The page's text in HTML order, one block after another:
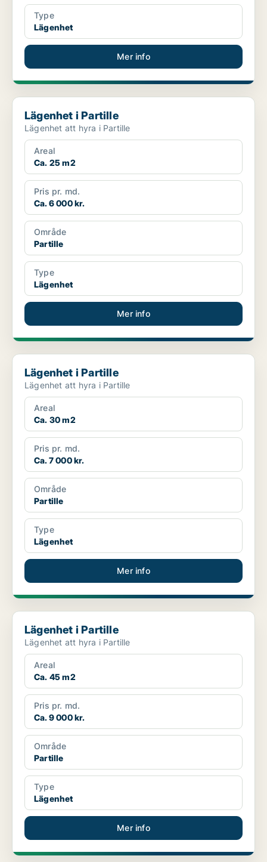
Type
Lägenhet
Mer info
Lägenhet i Partille
Lägenhet i Partille
Lägenhet att hyra i Partille
Areal
Ca. 25 m2
Pris pr. md.
Ca. 6 000 kr.
Område
Partille
Type
Lägenhet
Mer info
Lägenhet i Partille
Lägenhet i Partille
Lägenhet att hyra i Partille
Areal
Ca. 30 m2
Pris pr. md.
Ca. 7 000 kr.
Område
Partille
Type
Lägenhet
Mer info
Lägenhet i Partille
Lägenhet i Partille
Lägenhet att hyra i Partille
Areal
Ca. 45 m2
Pris pr. md.
Ca. 9 000 kr.
Område
Partille
Type
Lägenhet
Mer info